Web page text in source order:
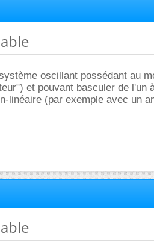
oscillant possédant au
et pouvant basculer de l'un
linéaire (par exemple avec un